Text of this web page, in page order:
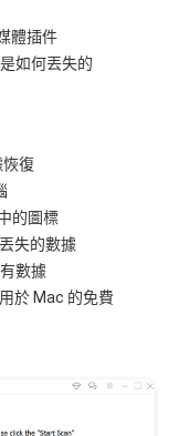
體插件
如何丟失的
恢復
的圖標
失的數據
數據
於 Mac 的免費